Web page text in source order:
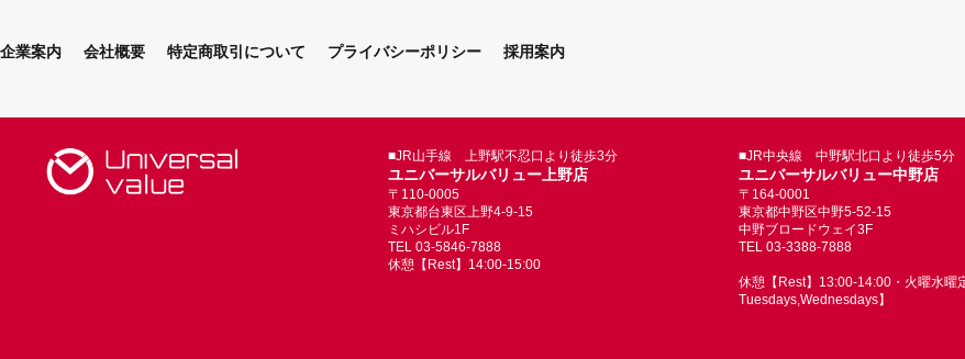
企業案内 会社概要 特定商取引について プライバシーポリシー 採用案内
■JR山手線 上野駅不忍口より徒歩3分
ユニバーサルバリュー上野店
〒110-0005
東京都台東区上野4-9-15
ミハシビル1F
TEL 03-5846-7888
休憩【Rest】14:00-15:00
■JR中央線 中野駅北口より徒歩5分
ユニバーサルバリュー中野店
〒164-0001
東京都中野区中野5-52-15
中野ブロードウェイ3F
TEL 03-3388-7888
休憩【Rest】13:00-14:00・火曜水曜
Tuesdays,Wednesdays】